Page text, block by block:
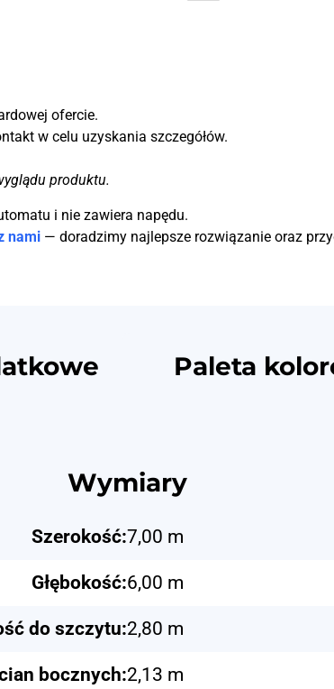
ofercie.
w celu uzyskania szczegółów.
produktu.
i nie zawiera napędu.
nami — doradzimy najlepsze rozwiązanie oraz
Paleta
Wymiary
Szerokość:7,00 m
Głębokość:6,00 m
do szczytu:2,80 m
bocznych:2,13 m